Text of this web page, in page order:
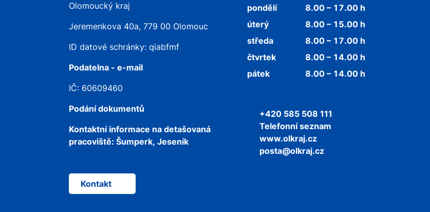
Olomoucký kraj
Jeremenkova 40a, 779 00 Olomouc
ID datové schránky: qiabfmf
Podatelna - e-mail
IČ: 60609460
Podání dokumentů
Kontaktní informace na detašovaná
pracoviště: Šumperk, Jeseník
Kontakt
pondělí
8.00 – 17.00 h
úterý
8.00 – 15.00 h
středa
8.00 – 17.00 h
čtvrtek
8.00 – 14.00 h
pátek
8.00 – 14.00 h
+420 585 508 111
Telefonní seznam
www.olkraj.cz
posta@olkraj.cz